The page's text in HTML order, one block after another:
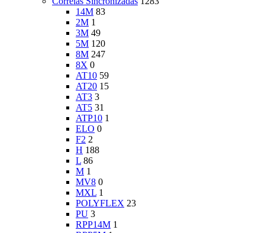
14M 83
2M 1
3M 49
5M 120
8M 247
8X 0
AT10 59
AT20 15
AT3 3
AT5 31
ATP10 1
ELO 0
F2 2
H 188
L 86
M 1
MV8 0
MXL 1
POLYFLEX 23
PU 3
RPP14M 1